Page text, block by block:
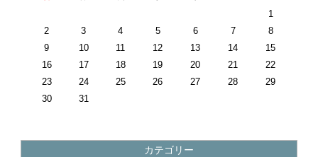
1
2
3 4 5 6 7
8
9
10 11 12 13 14
15
16
17 18 19 20 21
22
23
24 25 26 27 28
29
30
31
カテゴリー